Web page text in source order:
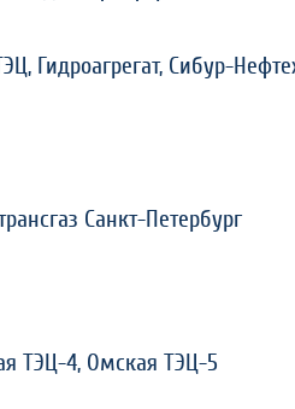
Гидроагрегат, Сибур-
Санкт-Петербург
ТЭЦ-4, Омская ТЭЦ-5